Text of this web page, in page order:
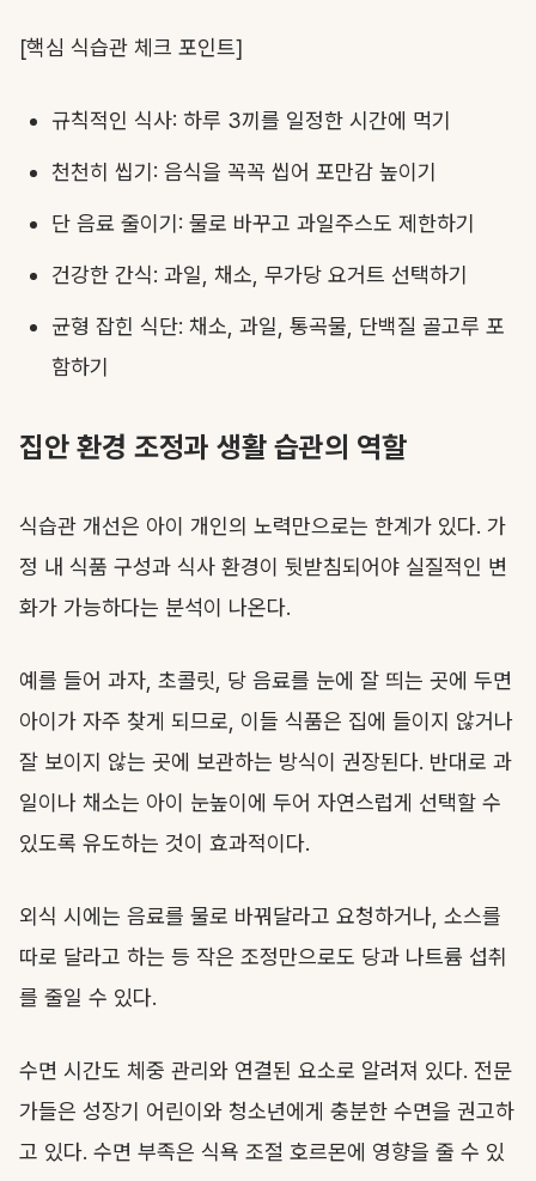
[핵심 식습관 체크 포인트]
규칙적인 식사: 하루 3끼를 일정한 시간에 먹기
천천히 씹기: 음식을 꼭꼭 씹어 포만감 높이기
단 음료 줄이기: 물로 바꾸고 과일주스도 제한하기
건강한 간식: 과일, 채소, 무가당 요거트 선택하기
균형 잡힌 식단: 채소, 과일, 통곡물, 단백질 골고루 포
함하기
집안 환경 조정과 생활 습관의 역할
식습관 개선은 아이 개인의 노력만으로는 한계가 있다. 가
정 내 식품 구성과 식사 환경이 뒷받침되어야 실질적인 변
화가 가능하다는 분석이 나온다.
예를 들어 과자, 초콜릿, 당 음료를 눈에 잘 띄는 곳에 두면
아이가 자주 찾게 되므로, 이들 식품은 집에 들이지 않거나
잘 보이지 않는 곳에 보관하는 방식이 권장된다. 반대로 과
일이나 채소는 아이 눈높이에 두어 자연스럽게 선택할 수
있도록 유도하는 것이 효과적이다.
외식 시에는 음료를 물로 바꿔달라고 요청하거나, 소스를
따로 달라고 하는 등 작은 조정만으로도 당과 나트륨 섭취
를 줄일 수 있다.
수면 시간도 체중 관리와 연결된 요소로 알려져 있다. 전문
가들은 성장기 어린이와 청소년에게 충분한 수면을 권고하
고 있다. 수면 부족은 식욕 조절 호르몬에 영향을 줄 수 있